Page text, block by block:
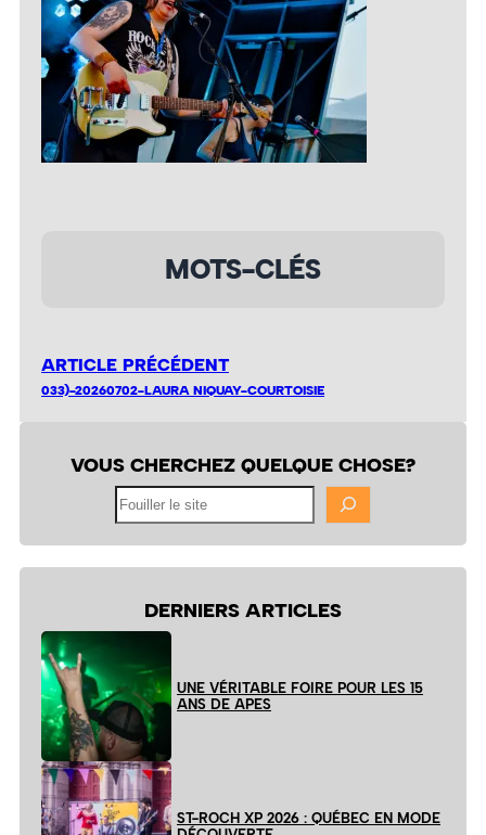
MOTS-CLÉS
ARTICLE PRÉCÉDENT
033)-20260702-LAURA NIQUAY-COURTOISIE
VOUS CHERCHEZ QUELQUE CHOSE?
DERNIERS ARTICLES
UNE VÉRITABLE FOIRE POUR LES 15
ANS DE APES
ST-ROCH XP 2026 : QUÉBEC EN MODE